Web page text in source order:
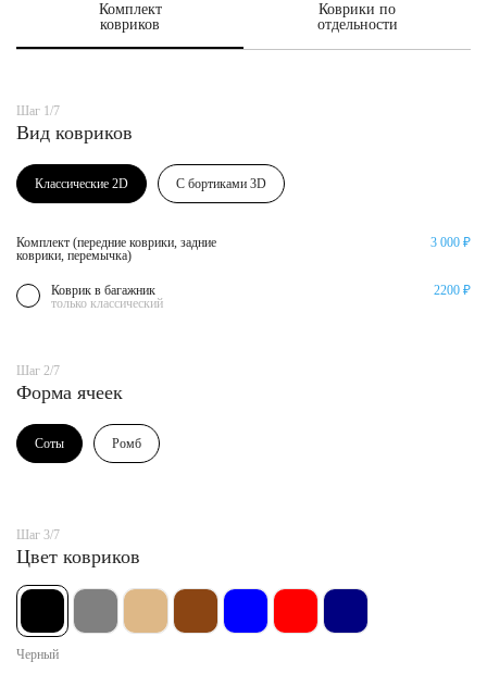
Комплект
ковриков
Коврики по
отдельности
Шаг 1/7
Вид ковриков
Классические 2D С бортиками 3D
Комплект (передние коврики, задние
коврики, перемычка)
3 000 ₽
Коврик в багажник
только классический
2200 ₽
Шаг 2/7
Форма ячеек
Соты Ромб
Шаг 3/7
Цвет ковриков
Черный